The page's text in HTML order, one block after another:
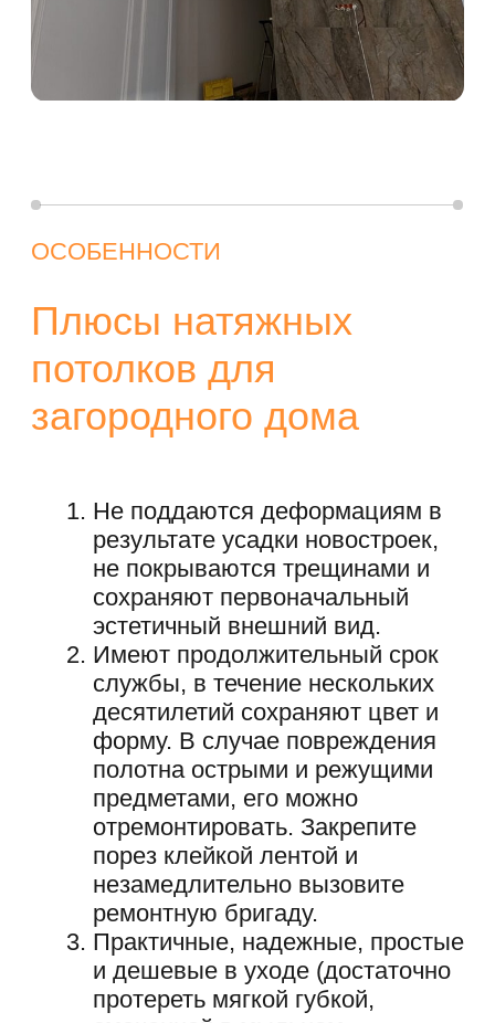
Не поддаются деформациям в
результате усадки новостроек,
не покрываются трещинами и
сохраняют первоначальный
форму. В случае повреждения
предметами, его можно
незамедлительно вызовите
ремонтную бригаду.
и дешевые в уходе (достаточно
протереть мягкой губкой,
смоченной в мыльном
растворе).
Гипоаллергенные и безопасные
для здоровья человека, не
притягивают пыль, это
идеальный материал для
потолков на даче.
Устойчивые к повышенной
влажности, перепадам
температур, плесени, грибкам и
гниению.